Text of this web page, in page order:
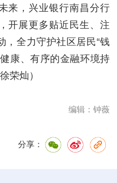
来，兴业银行南昌分行
开展更多贴近民生、注
，全力守护社区居民“钱
康、有序的金融环境持
荣灿）
编辑：钟薇
分享：